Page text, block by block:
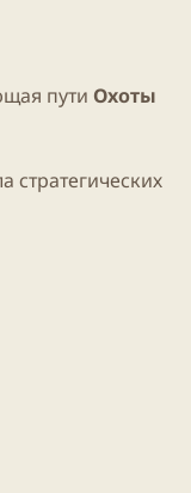
пути Охоты
стратегических